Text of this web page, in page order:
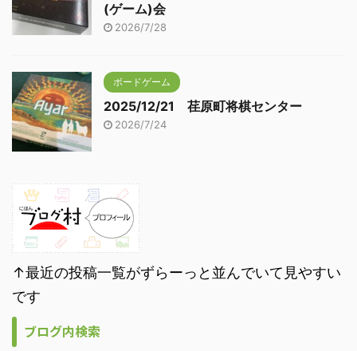
(ゲーム)会
2026/7/28
ボードゲーム
2025/12/21 荏原町将棋センター
2026/7/24
↑最近の投稿一覧がずらーっと並んでいて見やすい
です
ブログ内検索